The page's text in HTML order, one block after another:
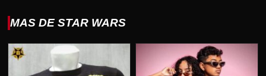
MAS DE STAR WARS